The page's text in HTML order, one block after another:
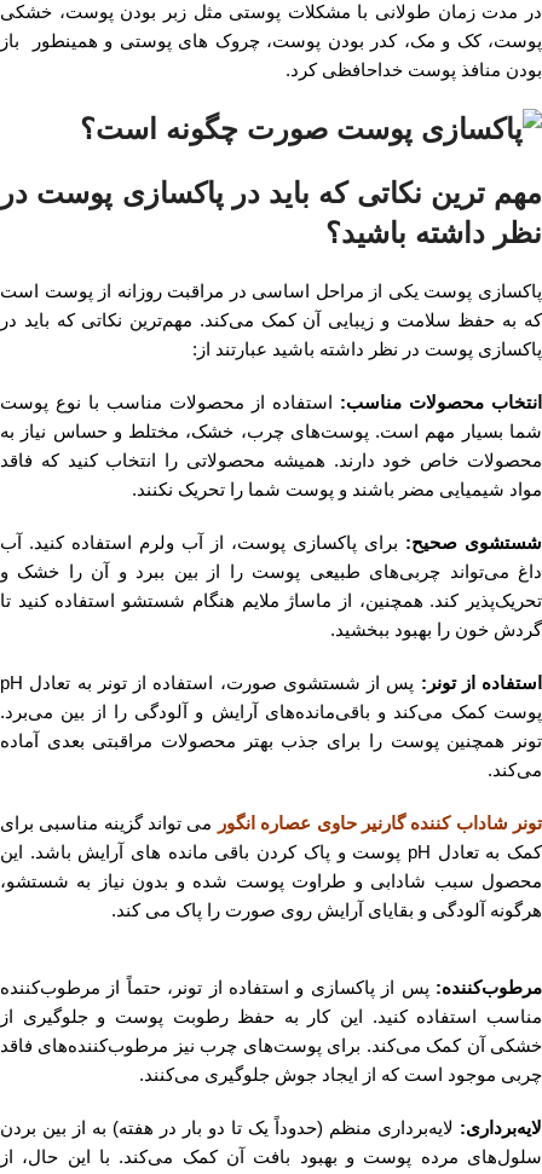
در مدت زمان طولانی با مشکلات پوستی مثل زبر بودن پوست، خشکی
پوست، کک و مک، کدر بودن پوست، چروک های پوستی و همینطور باز
بودن منافذ پوست خداحافظی کرد.
مهم ترین نکاتی که باید در پاکسازی پوست در
نظر داشته باشید؟
پاکسازی پوست یکی از مراحل اساسی در مراقبت روزانه از پوست است
که به حفظ سلامت و زیبایی آن کمک می‌کند. مهم‌ترین نکاتی که باید در
پاکسازی پوست در نظر داشته باشید عبارتند از:
انتخاب محصولات مناسب: استفاده از محصولات مناسب با نوع پوست
شما بسیار مهم است. پوست‌های چرب، خشک، مختلط و حساس نیاز به
محصولات خاص خود دارند. همیشه محصولاتی را انتخاب کنید که فاقد
مواد شیمیایی مضر باشند و پوست شما را تحریک نکنند.
شستشوی صحیح: برای پاکسازی پوست، از آب ولرم استفاده کنید. آب
داغ می‌تواند چربی‌های طبیعی پوست را از بین ببرد و آن را خشک و
تحریک‌پذیر کند. همچنین، از ماساژ ملایم هنگام شستشو استفاده کنید تا
گردش خون را بهبود ببخشید.
استفاده از تونر:
پس از شستشوی صورت، استفاده از تونر به تعادل pH
پوست کمک می‌کند و باقی‌مانده‌های آرایش و آلودگی را از بین می‌برد.
تونر همچنین پوست را برای جذب بهتر محصولات مراقبتی بعدی آماده
می‌کند.
تونر شاداب کننده گارنیر حاوی عصاره انگور می تواند گزینه مناسبی برای
کمک به تعادل pH پوست و پاک کردن باقی مانده های آرایش باشد. این
محصول سبب شادابی و طراوت پوست شده و بدون نیاز به شستشو،
هرگونه آلودگی و بقایای آرایش روی صورت را پاک می کند.
مرطوب‌کننده: پس از پاکسازی و استفاده از تونر، حتماً از مرطوب‌کننده
مناسب استفاده کنید. این کار به حفظ رطوبت پوست و جلوگیری از
خشکی آن کمک می‌کند. برای پوست‌های چرب نیز مرطوب‌کننده‌های فاقد
چربی موجود است که از ایجاد جوش جلوگیری می‌کنند.
لایه‌برداری: لایه‌برداری منظم (حدوداً یک تا دو بار در هفته) به از بین بردن
سلول‌های مرده پوست و بهبود بافت آن کمک می‌کند. با این حال، از